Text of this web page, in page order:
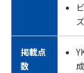
ズ
掲載点
数
成